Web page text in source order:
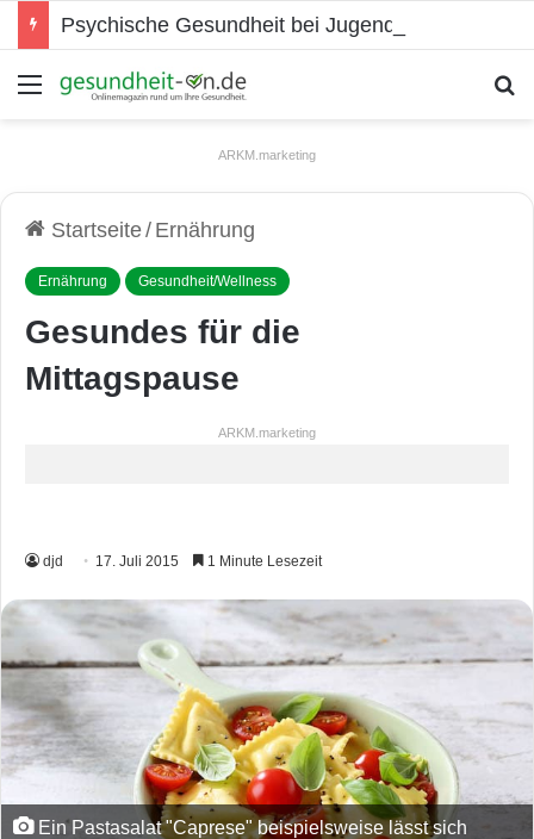
Psychische Gesundheit bei Jugendlichen
Menü
ARKM.marketing
Startseite/ Ernährung
Ernährung Gesundheit/Wellness
Gesundes für die
Mittagspause
ARKM.marketing
djd 17. Juli 2015 1 Minute Lesezeit
Ein Pastasalat "Caprese" beispielsweise lässt sich